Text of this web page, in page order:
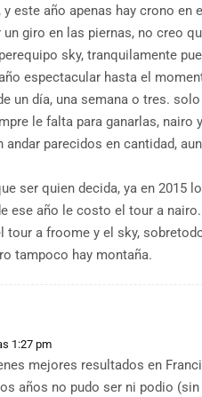
este año apenas hay crono en
giro en las piernas, no creo
sky, tranquilamente
espectacular hasta el
un día, una semana o tres.
le falta para ganarlas, nairo
andar parecidos en cantidad,
ser quien decida, ya en 2015
ese año le costo el tour a
tour a froome y el sky,
tampoco hay montaña.
1:27 pm
mejores resultados en
años no pudo ser ni podio